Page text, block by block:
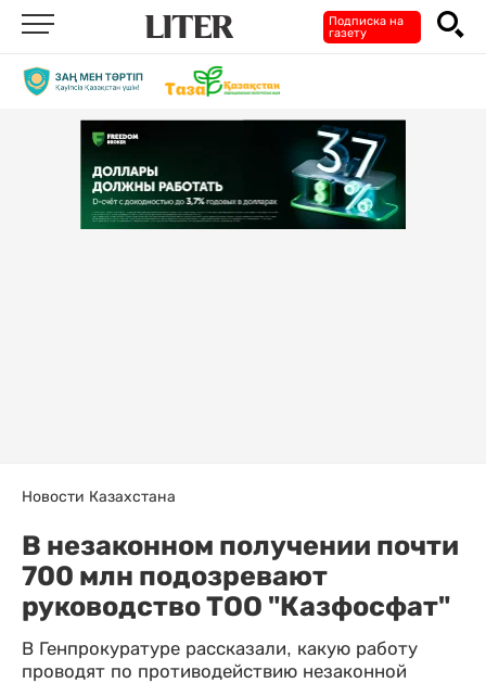
Подписка на
газету
Новости Казахстана
В незаконном получении почти
700 млн подозревают
руководство ТОО "Казфосфат"
В Генпрокуратуре рассказали, какую работу
проводят по противодействию незаконной